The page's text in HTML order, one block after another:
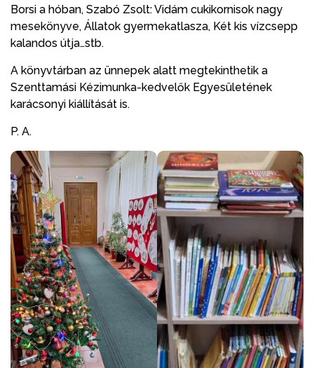
Borsi a hóban, Szabó Zsolt: Vidám cukikornisok nagy
mesekönyve, Állatok gyermekatlasza, Két kis vízcsepp
kalandos útja…stb.
A könyvtárban az ünnepek alatt megtekinthetik a
Szenttamási Kézimunka-kedvelők Egyesületének
karácsonyi kiállítását is.
P. A.